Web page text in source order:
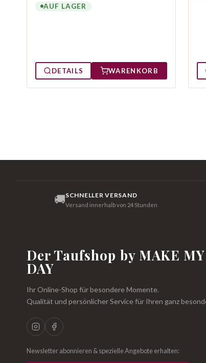
AUF LAGER
DETAILS WARENKORB
🚚SCHNELLER VERSAND
Versand innerhalb von 24 Stunden
Der Taufshop by MAKE MY
DAY
Ihr Online-Shop für besondere Momente.
Qualität und persönlicher Service für Ihren ganz
Newsletter abonnieren & spezielle Angebote erhalten: